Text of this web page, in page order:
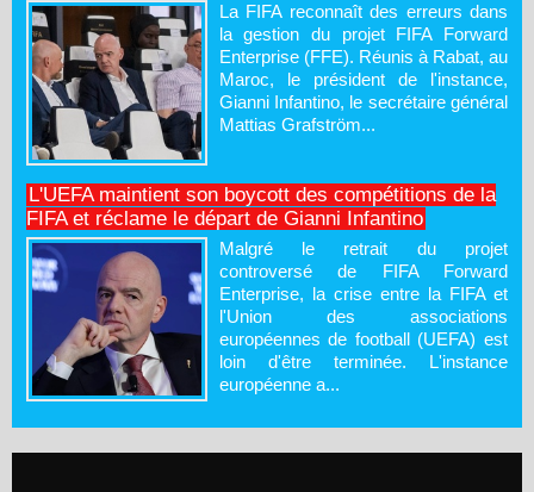
La FIFA reconnaît des erreurs dans
la gestion du projet FIFA Forward
Enterprise (FFE). Réunis à Rabat, au
Maroc, le président de l'instance,
Gianni Infantino, le secrétaire général
Mattias Grafström...
L'UEFA maintient son boycott des compétitions de la
FIFA et réclame le départ de Gianni Infantino
Malgré le retrait du projet
controversé de FIFA Forward
Enterprise, la crise entre la FIFA et
l'Union des associations
européennes de football (UEFA) est
loin d'être terminée. L'instance
européenne a...